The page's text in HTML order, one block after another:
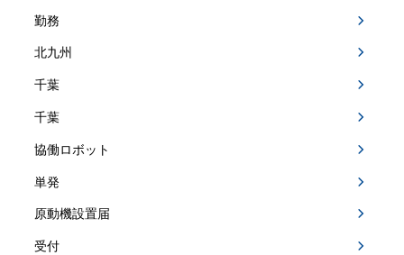
勤務
北九州
千葉
千葉
協働ロボット
単発
原動機設置届
受付